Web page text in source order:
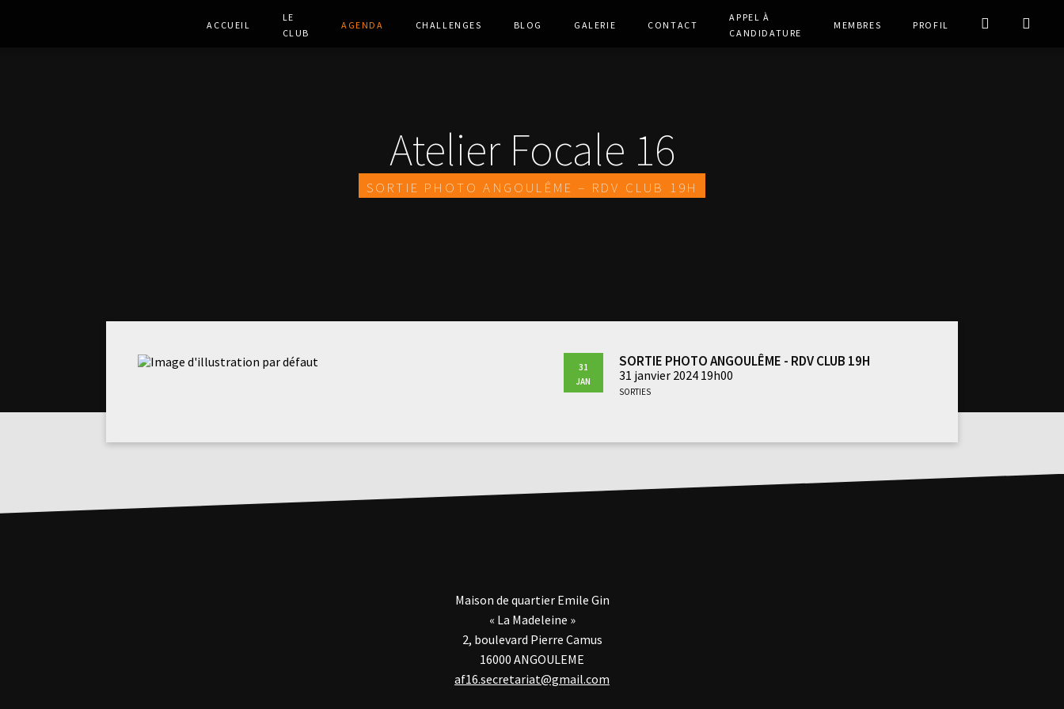
Accueil
Le
club
Agenda Challenges Blog Galerie Contact
Appel à
Candidature
Membres Profil
Atelier Focale 16
Sortie photo Angoulême – Rdv Club 19h
31
Jan
Sortie photo Angoulême - Rdv Club 19h
31 janvier 2024 19h00
Sorties
Maison de quartier Emile Gin
« La Madeleine »
2, boulevard Pierre Camus
16000 ANGOULEME
af16.secretariat@gmail.com